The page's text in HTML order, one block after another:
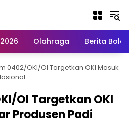
Olahraga Berita Bola
0402/OKI/OI Targetkan OKI Masuk
OI Targetkan OKI
Produsen Padi